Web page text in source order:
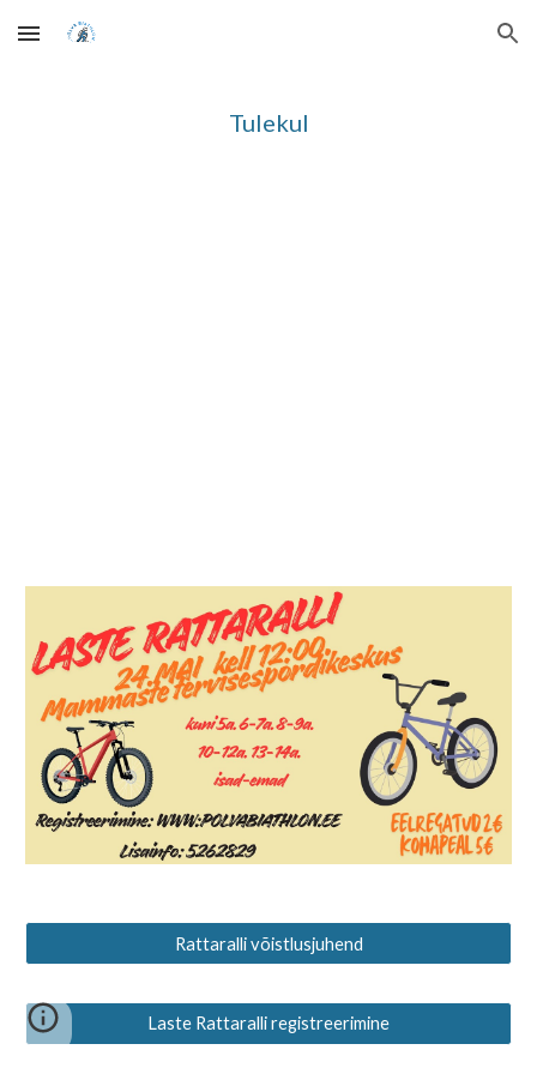
Skip to main content Skip to navigation
Tulekul
Rattaralli võistlusjuhend
Laste Rattaralli registreerimine